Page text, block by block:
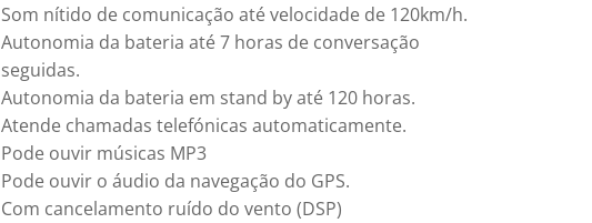
Som nítido de comunicação até velocidade de 120km/h.
Autonomia da bateria até 7 horas de conversação
seguidas.
Autonomia da bateria em stand by até 120 horas.
Atende chamadas telefónicas automaticamente.
Pode ouvir músicas MP3
Pode ouvir o áudio da navegação do GPS.
Com cancelamento ruído do vento (DSP)